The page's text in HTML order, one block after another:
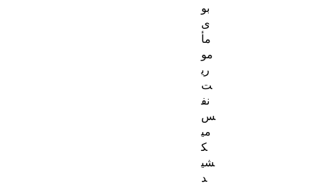
بو
ی
مأ
مو
ری
ت
نف
س
می
ک
شی
د